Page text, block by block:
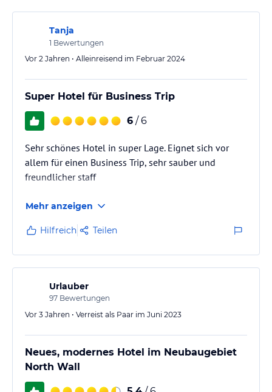
Tanja
1 Bewertungen
Vor 2 Jahren • Alleinreisend im Februar 2024
Super Hotel für Business Trip
6 / 6
Sehr schönes Hotel in super Lage. Eignet sich vor
allem für einen Business Trip, sehr sauber und
freundlicher staff
Mehr anzeigen
Hilfreich Teilen
Urlauber
97 Bewertungen
Vor 3 Jahren • Verreist als Paar im Juni 2023
Neues, modernes Hotel im Neubaugebiet
North Wall